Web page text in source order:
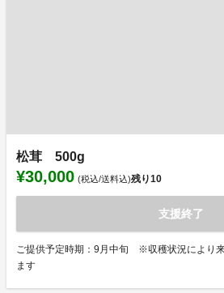
松茸 500g
¥30,000 (税込/送料込)残り10
支援終了
ご提供予定時期：9月中旬 ※収穫状況により
ます